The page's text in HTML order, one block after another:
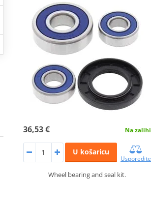
36,53 € Na zalihi
U košaricu
Usporedite
Wheel bearing and seal kit.